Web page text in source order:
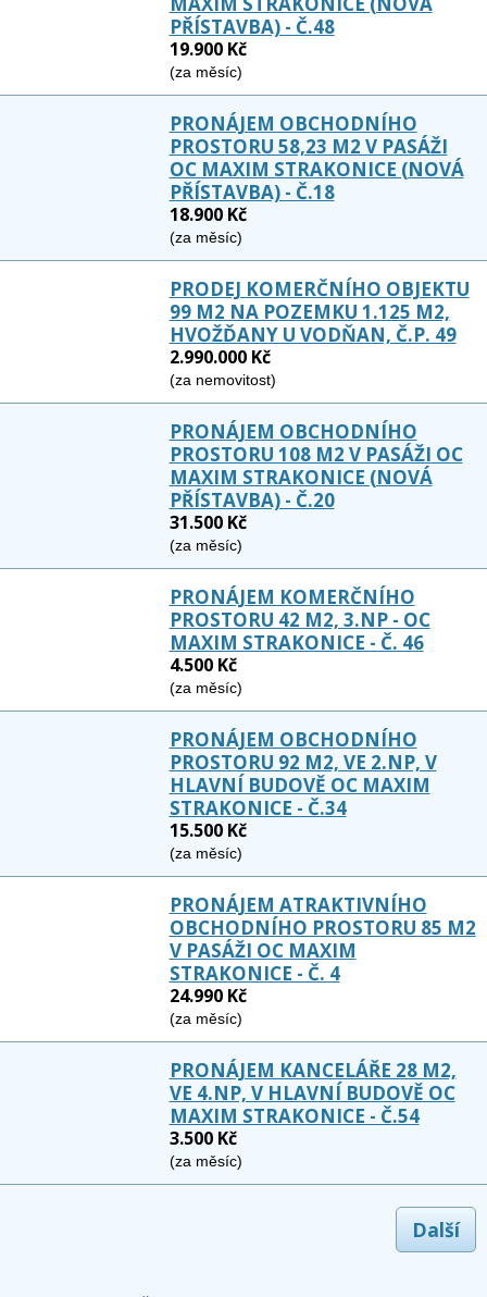
PŘÍSTAVBA) - Č.48
19.900 Kč
(za měsíc)
PRONÁJEM OBCHODNÍHO
PROSTORU 58,23 M2 V PASÁŽI
OC MAXIM STRAKONICE (NOVÁ
PŘÍSTAVBA) - Č.18
18.900 Kč
(za měsíc)
PRODEJ KOMERČNÍHO OBJEKTU
99 M2 NA POZEMKU 1.125 M2,
HVOŽĎANY U VODŇAN, Č.P. 49
2.990.000 Kč
(za nemovitost)
PRONÁJEM OBCHODNÍHO
PROSTORU 108 M2 V PASÁŽI OC
MAXIM STRAKONICE (NOVÁ
PŘÍSTAVBA) - Č.20
31.500 Kč
(za měsíc)
PRONÁJEM KOMERČNÍHO
PROSTORU 42 M2, 3.NP - OC
MAXIM STRAKONICE - Č. 46
4.500 Kč
(za měsíc)
PRONÁJEM OBCHODNÍHO
PROSTORU 92 M2, VE 2.NP, V
HLAVNÍ BUDOVĚ OC MAXIM
STRAKONICE - Č.34
15.500 Kč
(za měsíc)
PRONÁJEM ATRAKTIVNÍHO
OBCHODNÍHO PROSTORU 85 M2
V PASÁŽI OC MAXIM
STRAKONICE - Č. 4
24.990 Kč
(za měsíc)
PRONÁJEM KANCELÁŘE 28 M2,
VE 4.NP, V HLAVNÍ BUDOVĚ OC
MAXIM STRAKONICE - Č.54
3.500 Kč
(za měsíc)
Další